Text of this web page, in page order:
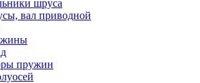
шруса
вал приводной
пружин